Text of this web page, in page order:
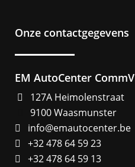
Onze contactgegevens
EM AutoCenter CommV
127A Heimolenstraat
9100 Waasmunster
info@emautocenter.be
+32 478 64 59 23
+32 478 64 59 13